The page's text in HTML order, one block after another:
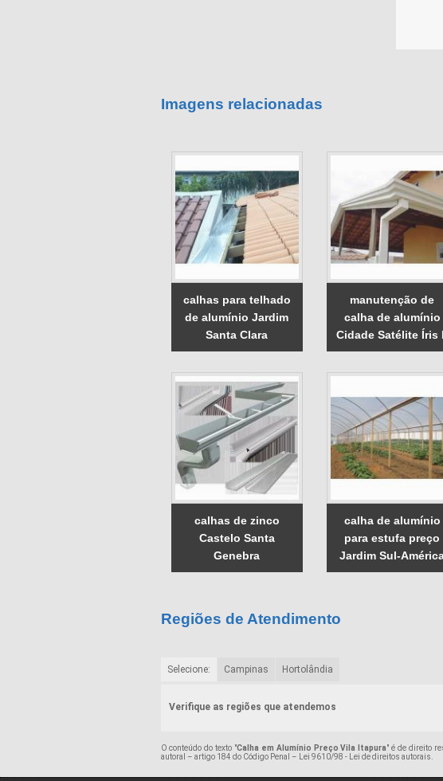
Imagens relacionadas
calhas para telhado
de alumínio Jardim
Santa Clara
manutenção de
calha de alumínio
Cidade Satélite Íris
calhas de zinco
Castelo Santa
Genebra
calha de alumínio
para estufa preço
Jardim Sul-
Regiões de Atendimento
Selecione: Campinas Hortolândia
Verifique as regiões que atendemos
O conteúdo do texto "Calha em Alumínio Preço Vila Itapura" é de direito
autoral – artigo 184 do Código Penal – Lei 9610/98 - Lei de direitos autorais.